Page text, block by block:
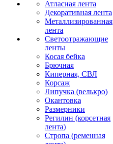
Атласная лента
Декоративная лента
Металлизированная
лента
Светоотражающие
ленты
Косая бейка
Брючная
Киперная, СВЛ
Корсаж
Липучка (велькро)
Окантовка
Размерники
Регилин (корсетная
лента)
Стропа (ременная